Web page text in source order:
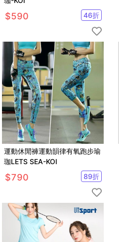
$590 46折
運動休閒褲運動韻律有氧跑步瑜
珈LETS SEA-KOI
$790 89折